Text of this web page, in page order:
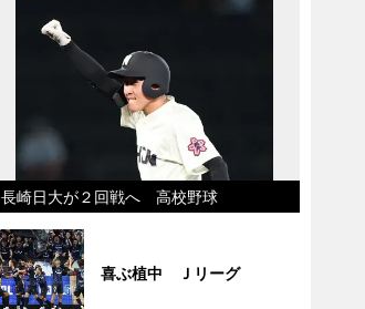
長崎日大が２回戦へ 高校野球
喜ぶ植中 Ｊリーグ